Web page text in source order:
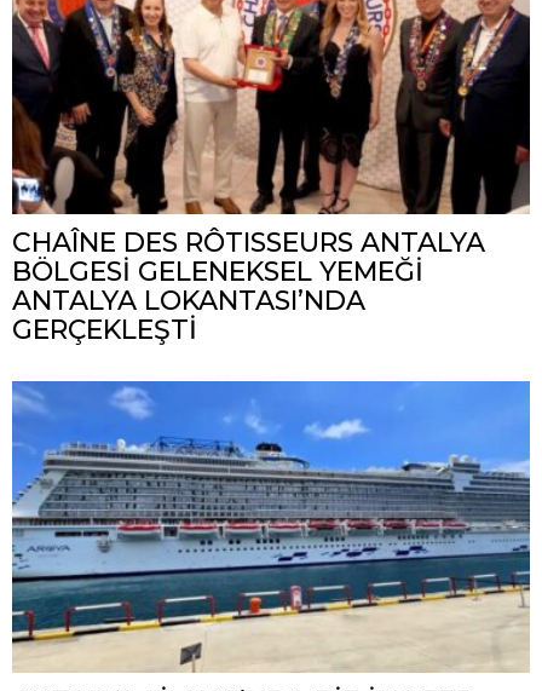
CHAÎNE DES RÔTISSEURS ANTALYA
BÖLGESİ GELENEKSEL YEMEĞİ
ANTALYA LOKANTASI’NDA
GERÇEKLEŞTİ